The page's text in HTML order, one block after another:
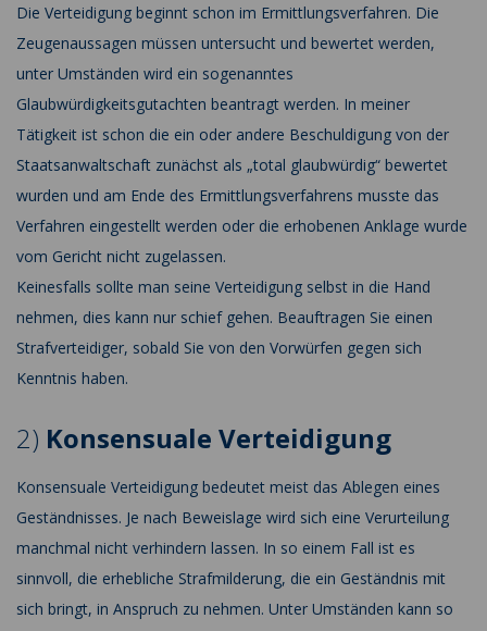
Die Verteidigung beginnt schon im Ermittlungsverfahren. Die
Zeugenaussagen müssen untersucht und bewertet werden,
unter Umständen wird ein sogenanntes
Glaubwürdigkeitsgutachten beantragt werden. In meiner
Tätigkeit ist schon die ein oder andere Beschuldigung von der
Staatsanwaltschaft zunächst als „total glaubwürdig“ bewertet
wurden und am Ende des Ermittlungsverfahrens musste das
Verfahren eingestellt werden oder die erhobenen Anklage wurde
vom Gericht nicht zugelassen.
Keinesfalls sollte man seine Verteidigung selbst in die Hand
nehmen, dies kann nur schief gehen. Beauftragen Sie einen
Strafverteidiger, sobald Sie von den Vorwürfen gegen sich
Kenntnis haben.
2) Konsensuale Verteidigung
Konsensuale Verteidigung bedeutet meist das Ablegen eines
Geständnisses. Je nach Beweislage wird sich eine Verurteilung
manchmal nicht verhindern lassen. In so einem Fall ist es
sinnvoll, die erhebliche Strafmilderung, die ein Geständnis mit
sich bringt, in Anspruch zu nehmen. Unter Umständen kann so